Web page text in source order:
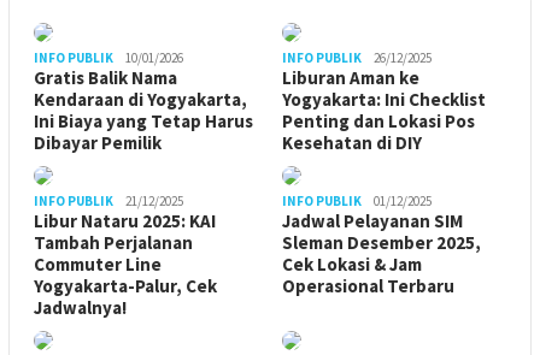
INFO PUBLIK 10/01/2026
Gratis Balik Nama
Kendaraan di Yogyakarta,
Ini Biaya yang Tetap Harus
Dibayar Pemilik
INFO PUBLIK 26/12/2025
Liburan Aman ke
Yogyakarta: Ini Checklist
Penting dan Lokasi Pos
Kesehatan di DIY
INFO PUBLIK 21/12/2025
Libur Nataru 2025: KAI
Tambah Perjalanan
Commuter Line
Yogyakarta-Palur, Cek
Jadwalnya!
INFO PUBLIK 01/12/2025
Jadwal Pelayanan SIM
Sleman Desember 2025,
Cek Lokasi & Jam
Operasional Terbaru